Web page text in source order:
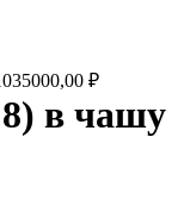
₽
в чашу